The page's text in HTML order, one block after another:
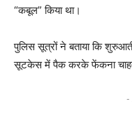
“कबूल” किया था।
पुलिस सूत्रों ने बताया कि
सूटकेस में पैक करके फेंकना
-